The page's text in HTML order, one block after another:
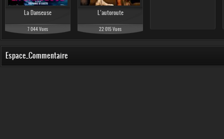
La Danseuse
7 044 Vues
L’autoroute
22 015 Vues
Espace_Commentaire